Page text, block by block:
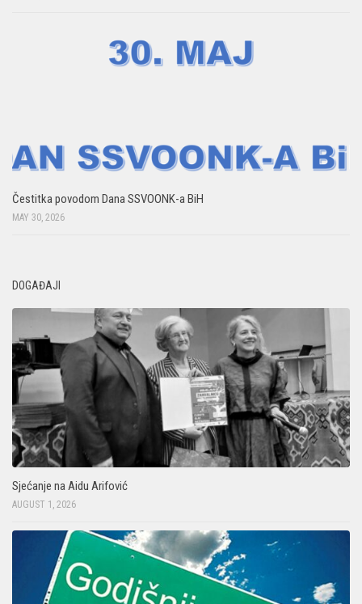
Čestitka povodom Dana SSVOONK-a BiH
MAY 30, 2026
DOGAĐAJI
Sjećanje na Aidu Arifović
AUGUST 1, 2026